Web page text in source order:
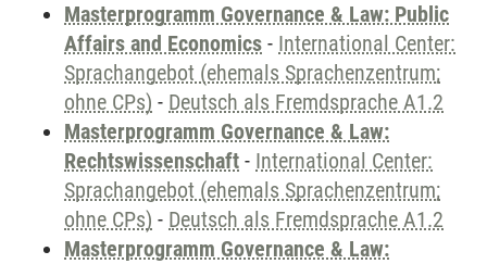
Masterprogramm Governance & Law: Public
Affairs and Economics - International Center:
Sprachangebot (ehemals Sprachenzentrum;
ohne CPs) - Deutsch als Fremdsprache A1.2
Masterprogramm Governance & Law:
Rechtswissenschaft - International Center:
Sprachangebot (ehemals Sprachenzentrum;
ohne CPs) - Deutsch als Fremdsprache A1.2
Masterprogramm Governance & Law: